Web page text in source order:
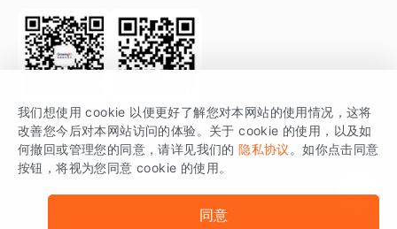
开发者文档
SDK 文档
场景指南
行业活动
关注公众号 获取更多干货
GrowingIO 是专注于数据智能分析与增长的品牌，核心平台为 GrowingIO
分析云。
版权所有 © 北京易数科技有限公司
我们想使用 cookie 以便更好了解您对本网站的使用情况，这将
改善您今后对本网站访问的体验。关于 cookie 的使用，以及如
何撤回或管理您的同意，请详见我们的 隐私协议 。如你点击同意
按钮，将视为您同意 cookie 的使用。
同意